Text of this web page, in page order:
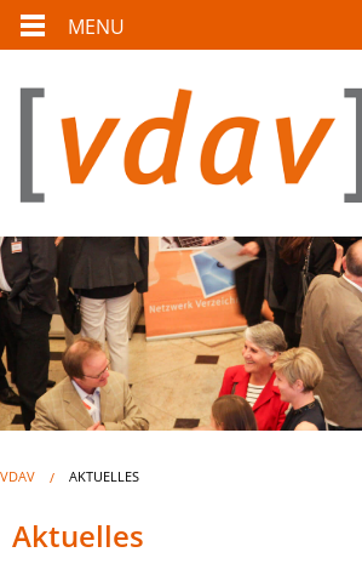
MENU
VDAV AKTUELLES
Aktuelles